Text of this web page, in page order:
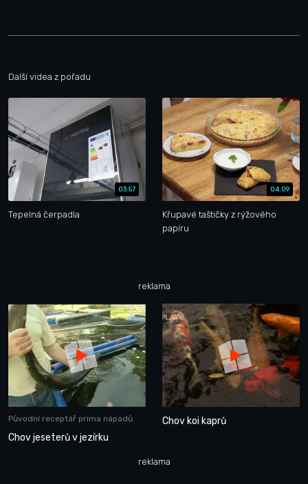
Další videa z pořadu
03:57
Tepelná čerpadla
04:09
Křupavé taštičky z rýžového
papíru
reklama
Původní receptář prima nápadů
Chov jeseterů v jezírku
Chov koi kaprů
reklama